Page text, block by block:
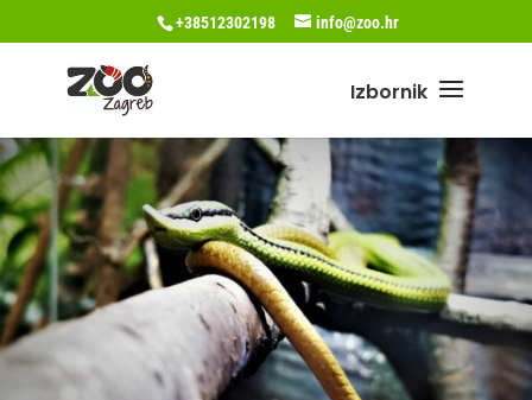
+38512302198 info@zoo.hr